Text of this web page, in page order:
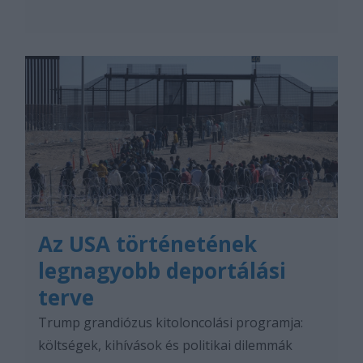
Az USA történetének
legnagyobb deportálási
terve
Trump grandiózus kitoloncolási programja:
költségek, kihívások és politikai dilemmák